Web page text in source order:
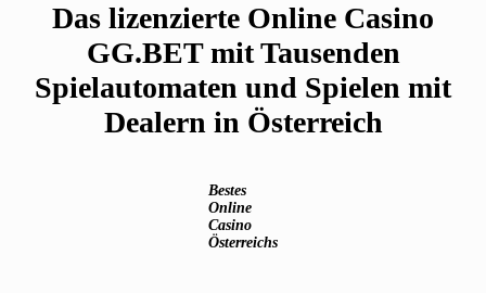
Das lizenzierte Online Casino
GG.BET mit Tausenden
Spielautomaten und Spielen mit
Dealern in Österreich
Bestes
Online
Casino
Österreichs